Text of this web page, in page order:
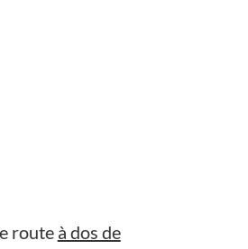
route à dos de